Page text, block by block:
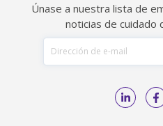
Únase a nuestra lista de
noticias de cuidado